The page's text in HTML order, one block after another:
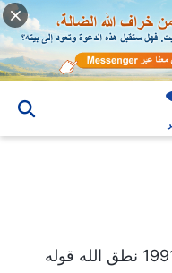
في الحادي عشر من فبراير عام 1991 نطق الله قوله